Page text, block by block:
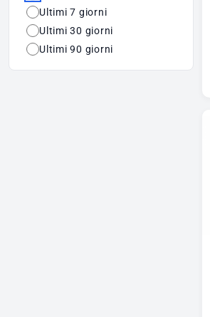
Ultimi 7 giorni
Ultimi 30 giorni
Ultimi 90 giorni